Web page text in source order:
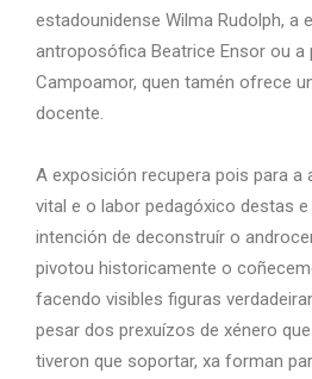
estadounidense Wilma Rudolph, a
antroposófica Beatrice Ensor ou a
Campoamor, quen tamén ofrece
docente.
A exposición recupera pois para a
vital e o labor pedagóxico destas
intención de deconstruír o
pivotou historicamente o
facendo visibles figuras
pesar dos prexuízos de xénero
tiveron que soportar, xa forman